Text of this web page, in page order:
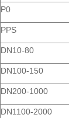
P0
PPS
DN10-80
DN100-150
DN200-1000
DN1100-2000